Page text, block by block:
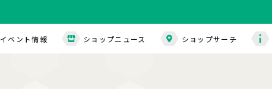
イベント情報 ショップニュース ショップサーチ